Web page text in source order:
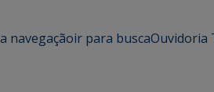
navegaçãoir para buscaOuvidoria